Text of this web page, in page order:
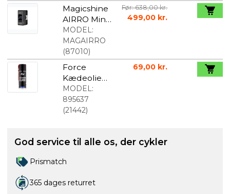
Magicshine
AIRRO Mini
elektrisk
Cykelpump
e
MODEL:
MAGAIRRO
(87010)
Før: 638,00 kr.
499,00 kr.
Force
Kædeolie
200 ml
MODEL:
895637
(21442)
69,00 kr.
God service til alle os, der cykler
Prismatch
365 dages returret